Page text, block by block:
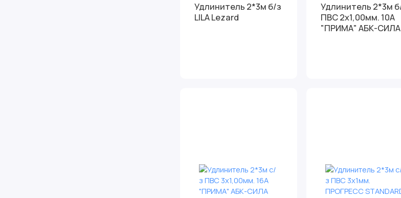
Удлинитель 2*3м б/з
LILA Lezard
Удлинитель 2*3м б/з
ПВС 2х1,00мм. 10А
"ПРИМА" АБК-СИЛА